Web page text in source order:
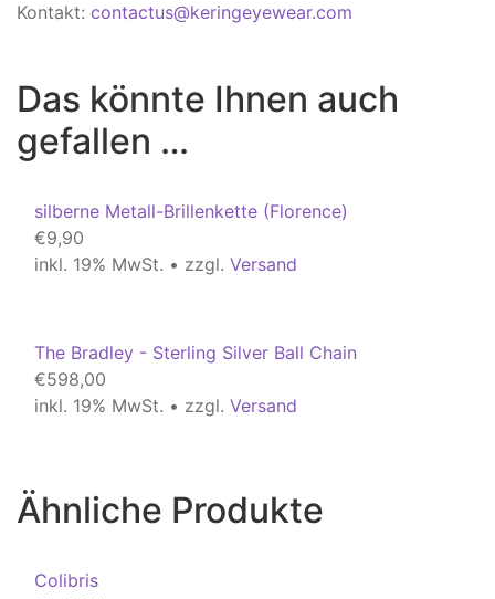
Kontakt: contactus@keringeyewear.com
Das könnte Ihnen auch
gefallen …
silberne Metall-Brillenkette (Florence)
€9,90
inkl. 19% MwSt. • zzgl. Versand
The Bradley - Sterling Silver Ball Chain
€598,00
inkl. 19% MwSt. • zzgl. Versand
Ähnliche Produkte
Colibris